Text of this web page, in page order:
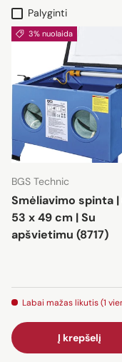
Palyginti
3% nuolaida
BGS Technic
Smėliavimo spinta |
53 x 49 cm | Su
apšvietimu (8717)
Labai mažas likutis (1
Į krepšelį